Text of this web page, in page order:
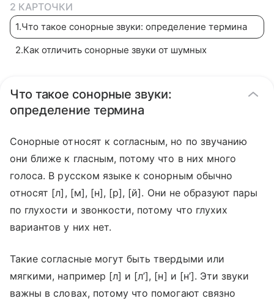
2 КАРТОЧКИ
1.Что такое сонорные звуки: определение термина
2.Как отличить сонорные звуки от шумных
Что такое сонорные звуки:
определение термина
Сонорные относят к согласным, но по звучанию
они ближе к гласным, потому что в них много
голоса. В русском языке к сонорным обычно
относят [л], [м], [н], [р], [й]. Они не образуют пары
по глухости и звонкости, потому что глухих
вариантов у них нет.
Такие согласные могут быть твердыми или
мягкими, например [л] и [л’], [н] и [н’]. Эти звуки
важны в словах, потому что помогают связно